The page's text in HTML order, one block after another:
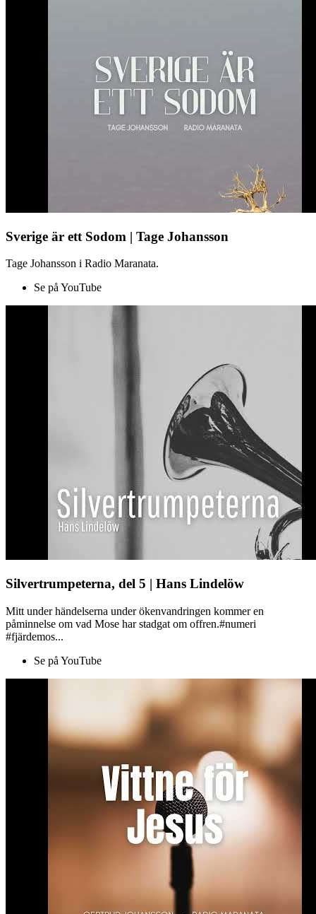
Sverige är ett Sodom | Tage Johansson
Tage Johansson i Radio Maranata.
Se på YouTube
Silvertrumpeterna, del 5 | Hans Lindelöw
Mitt under händelserna under ökenvandringen kommer en
påminnelse om vad Mose har stadgat om offren.#numeri
#fjärdemos...
Se på YouTube